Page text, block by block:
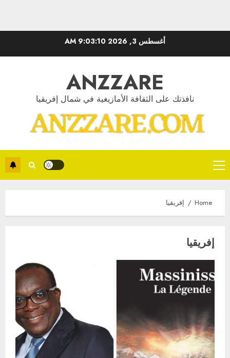
أغسطس 3, 2026 9:03:10 AM
ANZZARE
نافذتك على الثقافة الأمازيغية في شمال إفريقيا
Primary
Menu
Home إفريقيا
إفريقيا